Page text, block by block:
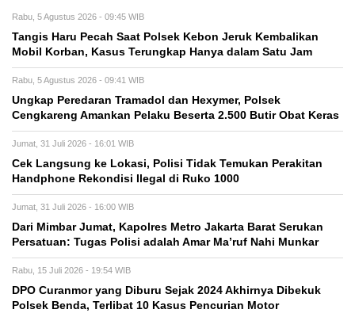
Rabu, 5 Agustus 2026 - 09:45 WIB
Tangis Haru Pecah Saat Polsek Kebon Jeruk Kembalikan
Mobil Korban, Kasus Terungkap Hanya dalam Satu Jam
Rabu, 5 Agustus 2026 - 09:41 WIB
Ungkap Peredaran Tramadol dan Hexymer, Polsek
Cengkareng Amankan Pelaku Beserta 2.500 Butir Obat Keras
Jumat, 31 Juli 2026 - 16:01 WIB
Cek Langsung ke Lokasi, Polisi Tidak Temukan Perakitan
Handphone Rekondisi Ilegal di Ruko 1000
Jumat, 31 Juli 2026 - 16:00 WIB
Dari Mimbar Jumat, Kapolres Metro Jakarta Barat Serukan
Persatuan: Tugas Polisi adalah Amar Ma’ruf Nahi Munkar
Rabu, 15 Juli 2026 - 19:54 WIB
DPO Curanmor yang Diburu Sejak 2024 Akhirnya Dibekuk
Polsek Benda, Terlibat 10 Kasus Pencurian Motor